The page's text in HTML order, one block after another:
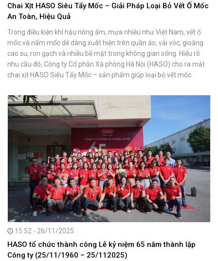
Chai Xịt HASO Siêu Tẩy Mốc – Giải Pháp Loại Bỏ Vết Ố Mốc
An Toàn, Hiệu Quả
Trong điều kiện khí hậu nóng ẩm, mưa nhiều như Việt Nam, vết ố
mốc và nấm mốc dễ dàng xuất hiện trên quần áo, vải vóc, gioăng
cao su, ron gạch và nhiều bề mặt trong không gian sống. Hiểu rõ
nhu cầu đó, Công ty Cổ phần Xà phòng Hà Nội (HASO) cho ra mắt
chai xịt HASO Siêu Tẩy Mốc – sản phẩm giúp loại bỏ vết mốc
15:52 - 26/11/2025
HASO tổ chức thành công Lễ kỷ niệm 65 năm thành lập
Công ty (25/11/1960 – 25/112025)